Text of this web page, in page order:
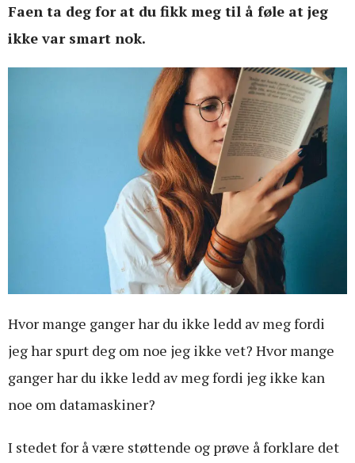
Faen ta deg for at du fikk meg til å føle at jeg
ikke var smart nok.
Hvor mange ganger har du ikke ledd av meg fordi
jeg har spurt deg om noe jeg ikke vet? Hvor mange
ganger har du ikke ledd av meg fordi jeg ikke kan
noe om datamaskiner?
I stedet for å være støttende og prøve å forklare det